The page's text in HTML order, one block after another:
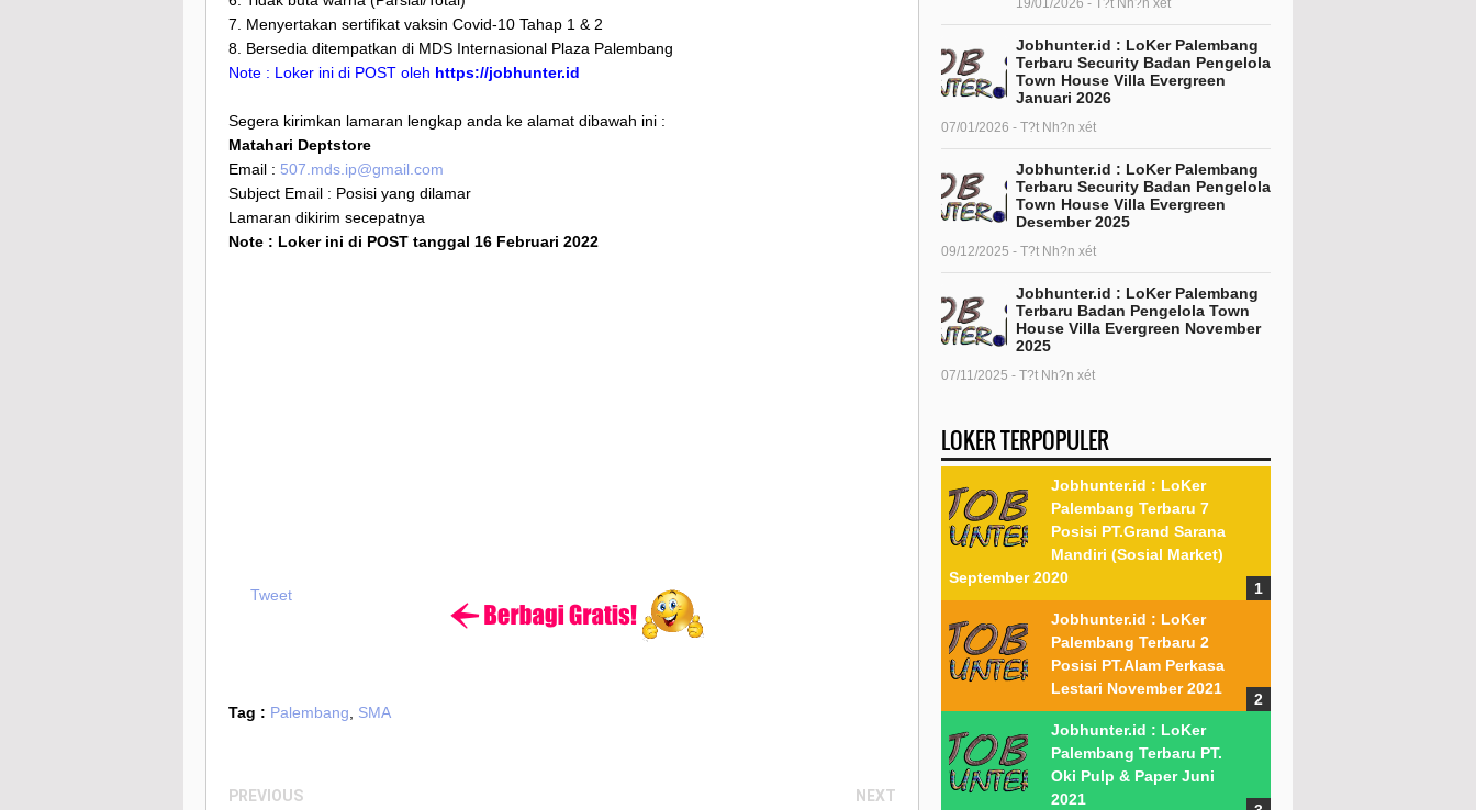
7. Menyertakan sertifikat vaksin Covid-10 Tahap 1 & 2
8. Bersedia ditempatkan di MDS Internasional Plaza Palembang
Note : Loker ini di POST oleh https://jobhunter.id
Segera kirimkan lamaran lengkap anda ke alamat dibawah ini :
Matahari Deptstore
Email : 507.mds.ip@gmail.com
Subject Email : Posisi yang dilamar
Lamaran dikirim secepatnya
Note : Loker ini di POST tanggal 16 Februari 2022
Tweet
Tag : Palembang SMA
PREVIOUS
NEXT
19/01/2026 - T?t Nh?n xét
Jobhunter.id : LoKer Palembang
Terbaru Security Badan Pengelola
Town House Villa Evergreen
Januari 2026
07/01/2026 - T?t Nh?n xét
Jobhunter.id : LoKer Palembang
Terbaru Security Badan Pengelola
Town House Villa Evergreen
Desember 2025
09/12/2025 - T?t Nh?n xét
Jobhunter.id : LoKer Palembang
Terbaru Badan Pengelola Town
House Villa Evergreen November
2025
07/11/2025 - T?t Nh?n xét
LOKER TERPOPULER
Jobhunter.id : LoKer
Palembang Terbaru 7
Posisi PT.Grand Sarana
Mandiri (Sosial Market)
September 2020
Jobhunter.id : LoKer
Palembang Terbaru 2
Posisi PT.Alam Perkasa
Lestari November 2021
Jobhunter.id : LoKer
Palembang Terbaru PT.
Oki Pulp & Paper Juni
2021